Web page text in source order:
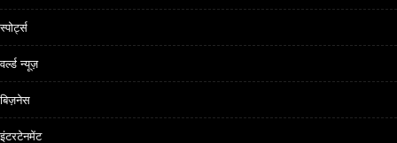
स्पोर्ट्स
वर्ल्ड न्यूज़
बिज़नेस
इंटरटेनमेंट